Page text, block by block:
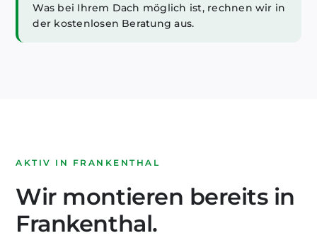
Was bei Ihrem Dach möglich ist, rechnen wir in
der kostenlosen Beratung aus.
AKTIV IN FRANKENTHAL
Wir montieren bereits in
Frankenthal.